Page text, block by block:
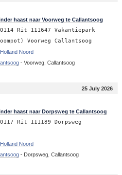
haast naar Voorweg te Callantsoog
Rit 111647 Vakantiepark
Voorweg Callantsoog
Noord
- Voorweg, Callantsoog
25 July 2026
haast naar Dorpsweg te Callantsoog
Rit 111189 Dorpsweg
Noord
- Dorpsweg, Callantsoog